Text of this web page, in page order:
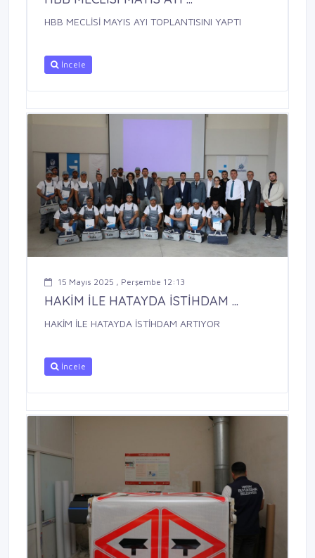
HBB MECLİSİ MAYIS AYI TOPLANTISINI YAPTI
İncele
15 Mayıs 2025 , Perşembe 12:13
HAKİM İLE HATAYDA İSTİHDAM ...
HAKİM İLE HATAYDA İSTİHDAM ARTIYOR
İncele